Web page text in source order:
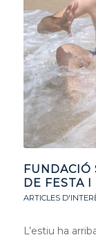
FUNDACIÓ
DE FESTA I
ARTICLES
L’estiu ha